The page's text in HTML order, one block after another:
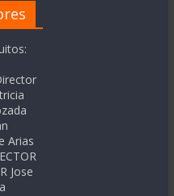
Arias
Jose